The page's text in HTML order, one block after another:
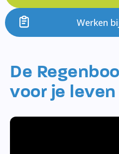
Werken
De
voor je leven